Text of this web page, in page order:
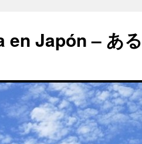
en Japón – あ